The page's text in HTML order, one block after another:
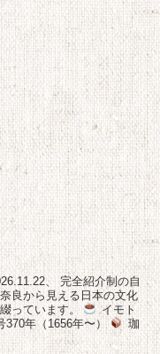
、
完全紹介制の自
良から見える日本の文化
っています。
イモト
年（1656年〜）
珈